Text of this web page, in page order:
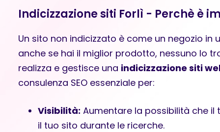
Indicizzazione siti Forlì - Perchè è
Un sito non indicizzato è come un negozio in
anche se hai il miglior prodotto, nessuno lo
realizza e gestisce una indicizzazione siti
consulenza SEO essenziale per:
Visibilità: Aumentare la possibilità che
il tuo sito durante le ricerche.